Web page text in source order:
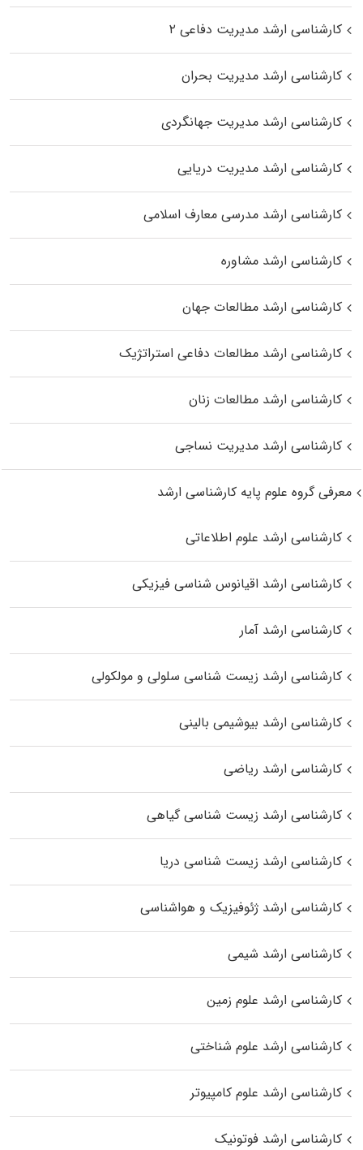
کارشناسی ارشد مدیریت دفاعی ۲
کارشناسی ارشد مدیریت بحران
کارشناسی ارشد مدیریت جهانگردی
کارشناسی ارشد مدیریت دریایی
کارشناسی ارشد مدرسی معارف اسلامی
کارشناسی ارشد مشاوره
کارشناسی ارشد مطالعات جهان
کارشناسی ارشد مطالعات دفاعی استراتژیک
کارشناسی ارشد مطالعات زنان
کارشناسی ارشد مدیریت نساجی
معرفی گروه علوم پایه کارشناسی ارشد
کارشناسی ارشد علوم اطلاعاتی
کارشناسی ارشد اقیانوس‌ شناسی فیزیکی
کارشناسی ارشد آمار
کارشناسی ارشد زیست شناسی سلولی و مولکولی
کارشناسی ارشد بیوشیمی بالینی
کارشناسی ارشد ریاضی
کارشناسی ارشد زیست‌ شناسی گیاهی
کارشناسی ارشد زیست‌ شناسی دریا
کارشناسی ارشد ژئوفیزیک و هواشناسی
کارشناسی ارشد شیمی
کارشناسی ارشد علوم زمین
کارشناسی ارشد علوم شناختی
کارشناسی ارشد علوم کامپیوتر
کارشناسی ارشد فوتونیک